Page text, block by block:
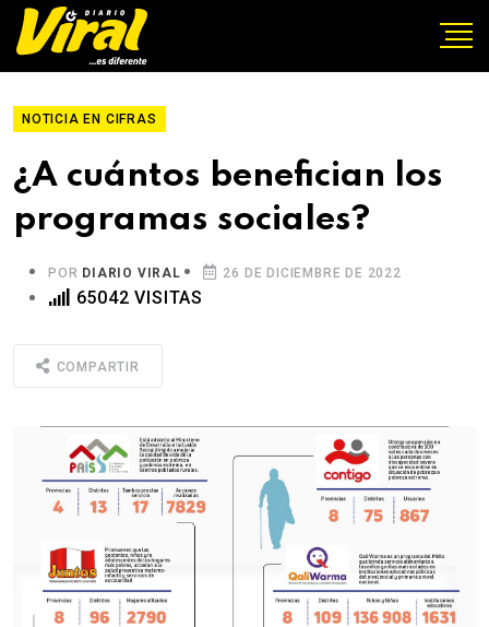
NOTICIA EN CIFRAS
¿A cuántos benefician los
programas sociales?
POR DIARIO VIRAL 26 DE DICIEMBRE DE 2022
65042 VISITAS
COMPARTIR